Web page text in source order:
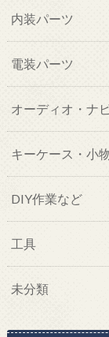
内装パーツ
電装パーツ
オーディオ・ナ
キーケース・小
DIY作業など
工具
未分類